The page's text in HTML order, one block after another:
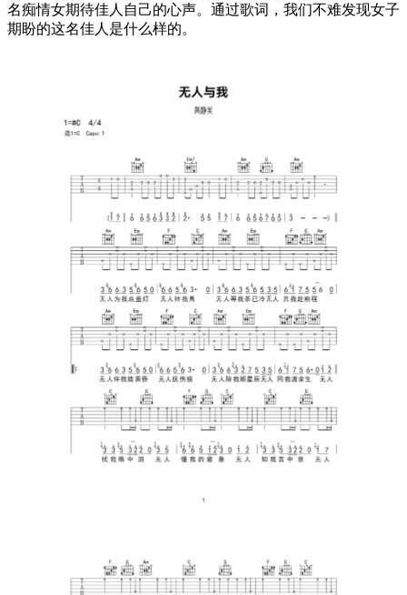
名痴情女期待佳人自己的心声。通过歌词，我们不难发现女子
期盼的这名佳人是什么样的。